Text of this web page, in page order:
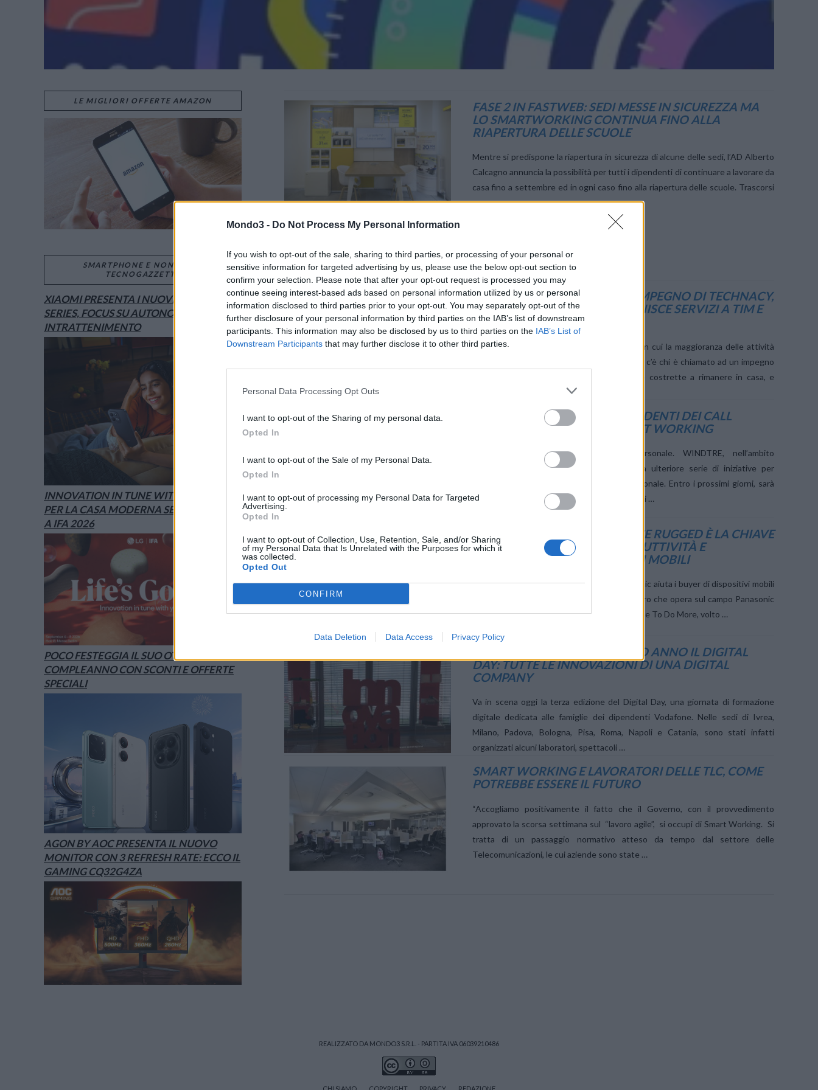
Mondo3 - Do Not Process My Personal Information
If you wish to opt-out of the sale, sharing to third parties, or processing of your personal or
sensitive information for targeted advertising by us, please use the below opt-out section to
confirm your selection. Please note that after your opt-out request is processed you may
continue seeing interest-based ads based on personal information utilized by us or personal
information disclosed to third parties prior to your opt-out. You may separately opt-out of the
further disclosure of your personal information by third parties on the IAB’s list of downstream
participants. This information may also be disclosed by us to third parties on the IAB’s List of
Downstream Participants that may further disclose it to other third parties.
Personal Data Processing Opt Outs
I want to opt-out of the Sharing of my personal data.
Opted In
I want to opt-out of the Sale of my Personal Data.
Opted In
I want to opt-out of processing my Personal Data for Targeted
Advertising.
Opted In
I want to opt-out of Collection, Use, Retention, Sale, and/or Sharing
of my Personal Data that Is Unrelated with the Purposes for which it
was collected.
Opted Out
CONFIRM
Data Deletion Data Access Privacy Policy
VIEW POST
FASE 2 IN FASTWEB: SEDI MESSE IN SICUREZZA MA
LO SMARTWORKING CONTINUA FINO ALLA
RIAPERTURA DELLE SCUOLE
Mentre si predispone la riapertura in sicurezza di alcune delle sedi, l’AD Alberto
Calcagno annuncia la possibilità per tutti i dipendenti di continuare a lavorare da
casa fino a settembre ed in ogni caso fino alla riapertura delle scuole. Trascorsi
…
SMART WORKING: CRESCE L’IMPEGNO DI TECHNACY,
L’AZIENDA CERVESE CHE FORNISCE SERVIZI A TIM E
VODAFONE
In un momento drammatico come l’attuale, in cui la maggioranza delle attività
produttive d’Italia sono costrette a fermarsi, c’è chi è chiamato ad un impegno
ancor maggior del normale. Con le persone costrette a rimanere in casa, e
VIEW POST
CORONAVIRUS, TUTTI I DIPENDENTI DEI CALL
CENTER DI WINDTRE IN SMART WORKING
Avviate altre misure a tutela del personale. WINDTRE, nell’ambito
dell’emergenza Coronavirus, ha avviato una ulteriore serie di iniziative per
potenziare la tutela e la protezione del personale. Entro i prossimi giorni, sarà
completato il processo che consentirà a tutti i …
VIEW POST
ACQUISTARE IL GIUSTO DEVICE RUGGED È LA CHIAVE
PER INCREMENTARE LA PRODUTTIVITÀ E
L’EFFICIENZA DEI LAVORATORI MOBILI
Il white paper “Time To Do More” di Panasonic aiuta i buyer di dispositivi mobili
a individuare i device migliori per la forza lavoro che opera sul campo Panasonic
annuncia la pubblicazione del white paper Time To Do More, volto …
VODAFONE, GIUNGE AL TERZO ANNO IL DIGITAL
DAY: TUTTE LE INNOVAZIONI DI UNA DIGITAL
COMPANY
Va in scena oggi la terza edizione del Digital Day, una giornata di formazione
digitale dedicata alle famiglie dei dipendenti Vodafone. Nelle sedi di Ivrea,
Milano, Padova, Bologna, Pisa, Roma, Napoli e Catania, sono stati infatti
organizzati alcuni laboratori, spettacoli …
SMART WORKING E LAVORATORI DELLE TLC, COME
POTREBBE ESSERE IL FUTURO
“Accogliamo positivamente il fatto che il Governo, con il provvedimento
approvato la scorsa settimana sul “lavoro agile”, si occupi di Smart Working. Si
tratta di un passaggio normativo atteso da tempo dal settore delle
Telecomunicazioni, le cui aziende sono state …
LE MIGLIORI OFFERTE AMAZON
SMARTPHONE E NON SOLO:
TECNOGAZZETTA
XIAOMI PRESENTA I NUOVI REDMI 17
SERIES, FOCUS SU AUTONOMIA E
INTRATTENIMENTO
INNOVATION IN TUNE WITH YOU: L’AI
PER LA CASA MODERNA SECONDO LG È
A IFA 2026
POCO FESTEGGIA IL SUO OTTAVO
COMPLEANNO CON SCONTI E OFFERTE
SPECIALI
AGON BY AOC PRESENTA IL NUOVO
MONITOR CON 3 REFRESH RATE: ECCO IL
GAMING CQ32G4ZA
REALIZZATO DA MONDO3 S.R.L. - PARTITA IVA 06039210486